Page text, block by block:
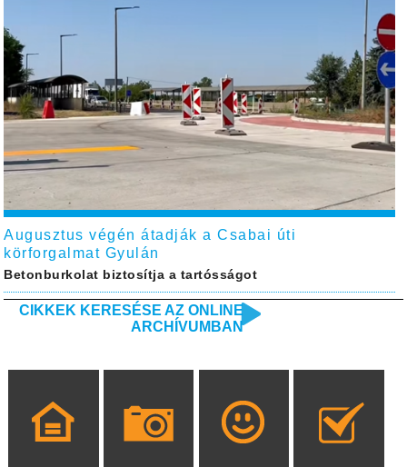
Augusztus végén átadják a Csabai úti
körforgalmat Gyulán
Betonburkolat biztosítja a tartósságot
CIKKEK KERESÉSE AZ ONLINE
ARCHÍVUMBAN